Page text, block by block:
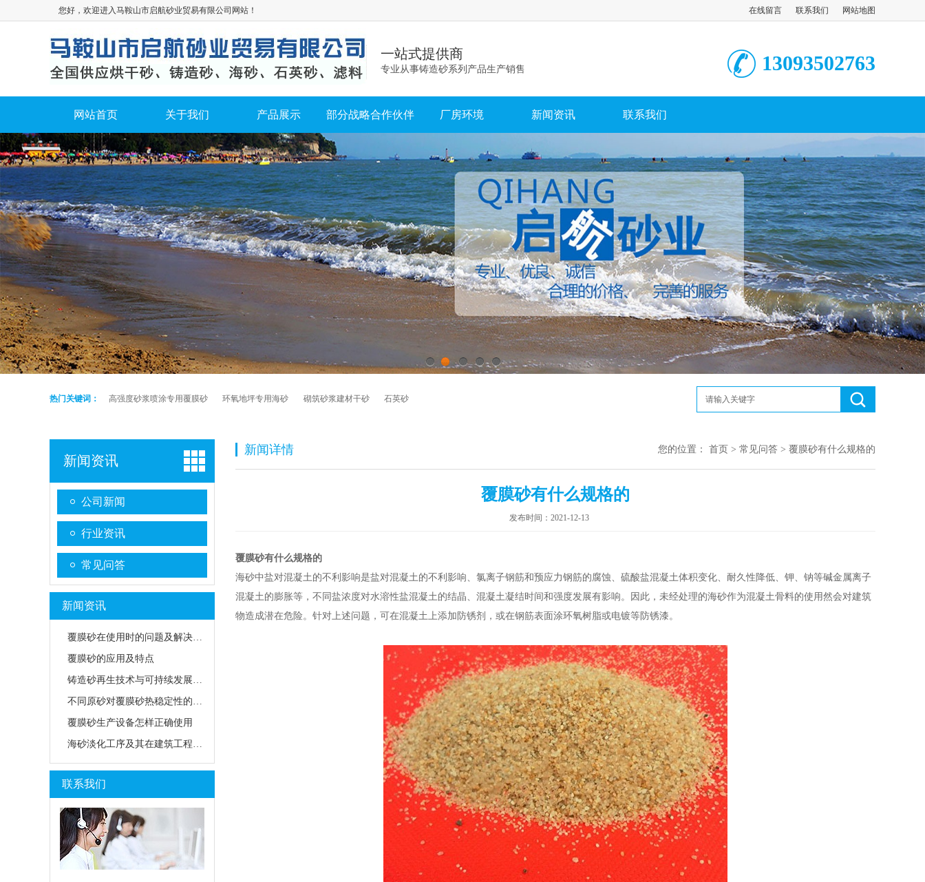
您好，欢迎进入马鞍山市启航砂业贸易有限公司网站！ 在线留言 联系我们 网站地图
一站式提供商
专业从事铸造砂系列产品生产销售 13093502763
网站首页 关于我们 产品展示 部分战略合作伙伴 厂房环境 新闻资讯 联系我们
1 2 3 4 5
热门关键词： 高强度砂浆喷涂专用覆膜砂 环氧地坪专用海砂 砌筑砂浆建材干砂 石英砂
新闻资讯
公司新闻
行业资讯
常见问答
新闻资讯
覆膜砂在使用时的问题及解决方法
覆膜砂的应用及特点
铸造砂再生技术与可持续发展路径
不同原砂对覆膜砂热稳定性的影响
覆膜砂生产设备怎样正确使用
海砂淡化工序及其在建筑工程中的应用前景
联系我们
新闻详情 您的位置： 首页 > 常见问答 > 覆膜砂有什么规格的
覆膜砂有什么规格的
发布时间：2021-12-13
覆膜砂有什么规格的
海砂中盐对混凝土的不利影响是盐对混凝土的不利影响、氯离子钢筋和预应力钢筋的腐蚀、硫酸盐混凝土体积变化、耐久性降低、钾、钠等碱金属离子
混凝土的膨胀等，不同盐浓度对水溶性盐混凝土的结晶、混凝土凝结时间和强度发展有影响。因此，未经处理的海砂作为混凝土骨料的使用然会对建筑
物造成潜在危险。针对上述问题，可在混凝土上添加防锈剂，或在钢筋表面涂环氧树脂或电镀等防锈漆。